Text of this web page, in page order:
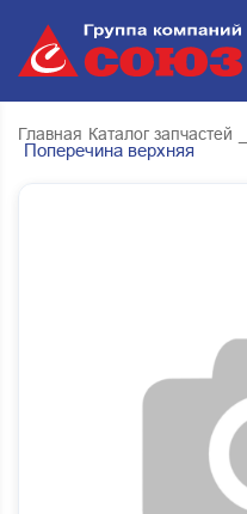
Главная Каталог запчастей
Поперечина верхняя